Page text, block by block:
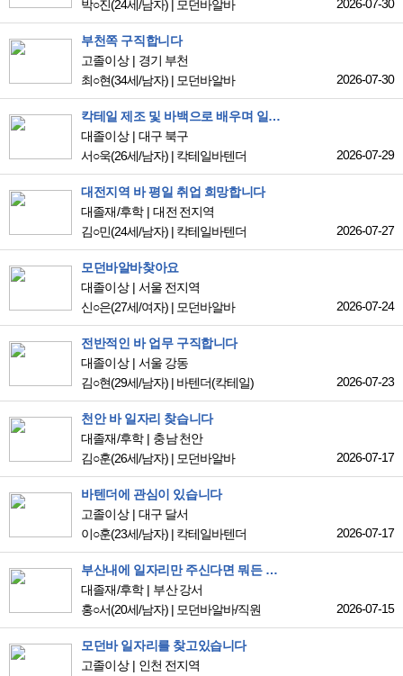
박○진 (24세/남자) 모던바알바 2026-07-30
부천쪽 구직합니다
고졸이상
경기 부천
최○현(34세/남자) | 모던바알바 2026-07-30
칵테일 제조 및 바백으로 배우며 일할 수 있는 곳을 찾습니다
대졸이상
대구 북구
서○욱(26세/남자) | 칵테일바텐더 2026-07-29
대전지역 바 평일 취업 희망합니다
대졸재/후학
대전 전지역
김○민(24세/남자) | 칵테일바텐더 2026-07-27
모던바알바찾아요
대졸이상
서울 전지역
신○은(27세/여자) | 모던바알바 2026-07-24
전반적인 바 업무 구직합니다
대졸이상
서울 강동
김○현(29세/남자) | 바텐더(칵테일) 2026-07-23
천안 바 일자리 찾습니다
대졸재/후학
충남 천안
김○훈(26세/남자) | 모던바알바 2026-07-17
바텐더에 관심이 있습니다
고졸이상
대구 달서
이○훈(23세/남자) | 칵테일바텐더 2026-07-17
부산내에 일자리만 주신다면 뭐든 할수 있습니다.
대졸재/후학
부산 강서
홍○서(20세/남자) | 모던바알바/직원 2026-07-15
모던바 일자리를 찾고있습니다
고졸이상
인천 전지역